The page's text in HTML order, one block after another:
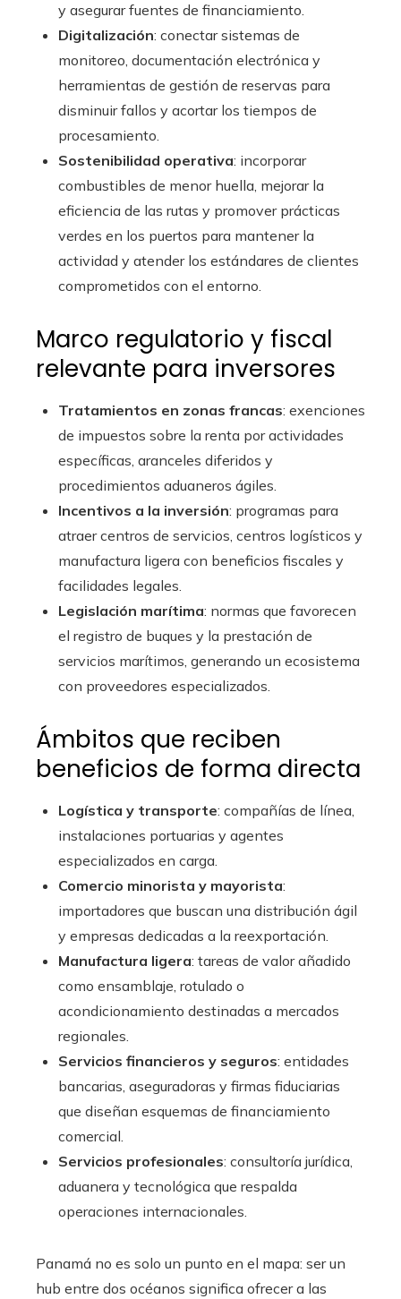
y asegurar fuentes de financiamiento.
Digitalización: conectar sistemas de
monitoreo, documentación electrónica y
herramientas de gestión de reservas para
disminuir fallos y acortar los tiempos de
procesamiento.
Sostenibilidad operativa: incorporar
combustibles de menor huella, mejorar la
eficiencia de las rutas y promover prácticas
verdes en los puertos para mantener la
actividad y atender los estándares de clientes
comprometidos con el entorno.
Marco regulatorio y fiscal
relevante para inversores
Tratamientos en zonas francas: exenciones
de impuestos sobre la renta por actividades
específicas, aranceles diferidos y
procedimientos aduaneros ágiles.
Incentivos a la inversión: programas para
atraer centros de servicios, centros logísticos y
manufactura ligera con beneficios fiscales y
facilidades legales.
Legislación marítima: normas que favorecen
el registro de buques y la prestación de
servicios marítimos, generando un ecosistema
con proveedores especializados.
Ámbitos que reciben
beneficios de forma directa
Logística y transporte: compañías de línea,
instalaciones portuarias y agentes
especializados en carga.
Comercio minorista y mayorista:
importadores que buscan una distribución ágil
y empresas dedicadas a la reexportación.
Manufactura ligera: tareas de valor añadido
como ensamblaje, rotulado o
acondicionamiento destinadas a mercados
regionales.
Servicios financieros y seguros: entidades
bancarias, aseguradoras y firmas fiduciarias
que diseñan esquemas de financiamiento
comercial.
Servicios profesionales: consultoría jurídica,
aduanera y tecnológica que respalda
operaciones internacionales.
Panamá no es solo un punto en el mapa: ser un
hub entre dos océanos significa ofrecer a las